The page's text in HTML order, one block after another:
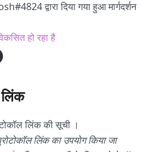
द्वारा दिया गया हुआ मार्गदर्शन
हो रहा है
लिंक
लिंक की सूची ।
लिंक का उपयोग किया जा